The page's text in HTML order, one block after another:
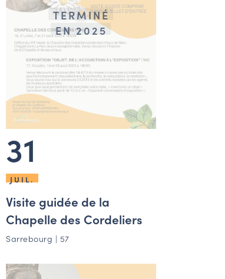
TERMINÉ
EN 2025
31
JUIL.
Visite guidée de la
Chapelle des Cordeliers
Sarrebourg | 57